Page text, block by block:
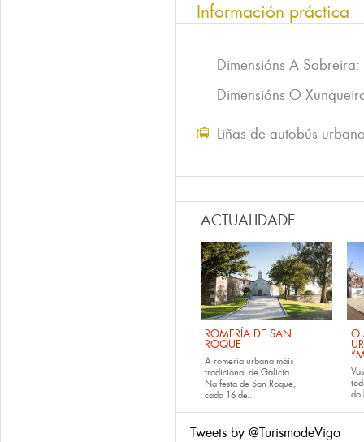
Información práctica
Dimensións A
Dimensións O
Liñas de autobús
ACTUALIDADE
ROMERÍA DE SAN
ROQUE
A romería urbana máis
tradicional de Galicia
Na festa de San Roque,
cada 16 de...
O
do
Tweets by @TurismodeVigo